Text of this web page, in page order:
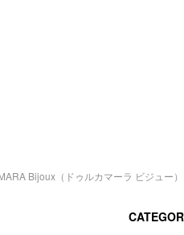
Bijoux（ドゥルカマーラ ビジュー）